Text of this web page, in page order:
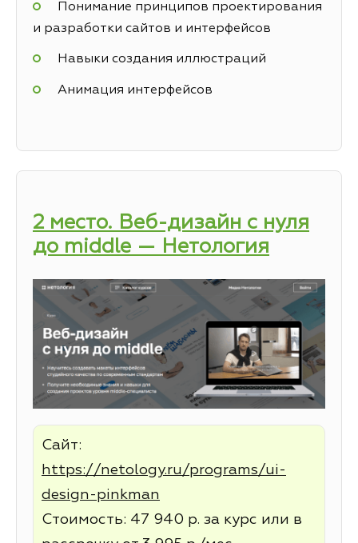
Понимание принципов проектирования
и разработки сайтов и интерфейсов
Навыки создания иллюстраций
Анимация интерфейсов
2 место. Веб-дизайн с нуля
до middle — Нетология
Сайт:
https://netology.ru/programs/ui-
design-pinkman
Стоимость: 47 940 р. за курс или в